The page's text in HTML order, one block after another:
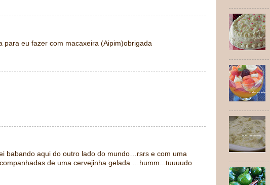
para eu fazer com macaxeira (Aipim)obrigada
babando aqui do outro lado do mundo…rsrs e com uma
de uma cervejinha gelada …humm...tuuuudo